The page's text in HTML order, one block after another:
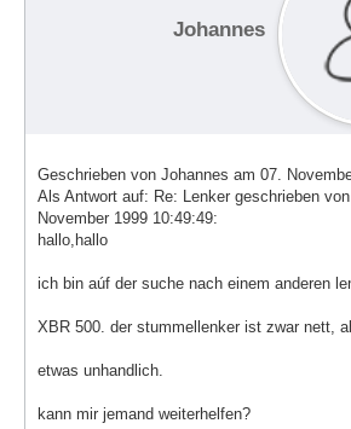
Johannes
Geschrieben von Johannes am 07.
Als Antwort auf: Re: Lenker geschrieben
November 1999 10:49:49:
hallo,hallo
ich bin aúf der suche nach einem anderen
XBR 500. der stummellenker ist zwar nett,
etwas unhandlich.
kann mir jemand weiterhelfen?